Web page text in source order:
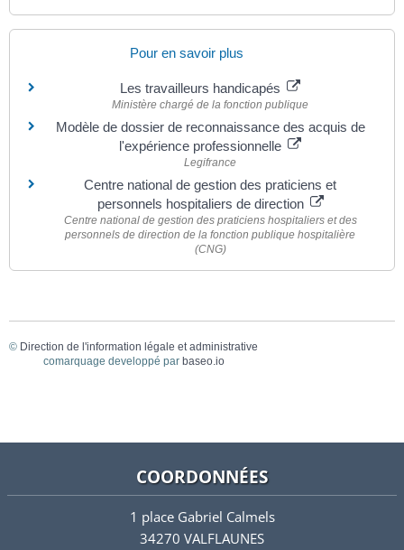
Pour en savoir plus
Les travailleurs handicapés
Ministère chargé de la fonction publique
Modèle de dossier de reconnaissance des acquis de
l'expérience professionnelle
Legifrance
Centre national de gestion des praticiens et
personnels hospitaliers de direction
Centre national de gestion des praticiens hospitaliers et des
personnels de direction de la fonction publique hospitalière
(CNG)
© Direction de l'information légale et administrative
comarquage developpé par baseo.io
COORDONNÉES
1 place Gabriel Calmels
34270 VALFLAUNES